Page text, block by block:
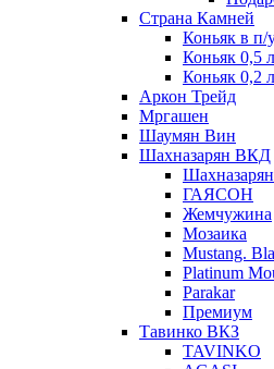
Страна Камней
Коньяк в п/
Коньяк 0,5
Коньяк 0,2
Аркон Трейд
Мргашен
Шаумян Вин
Шахназарян ВКД
Шахназарян
ГАЯСОН
Жемчужина
Мозаика
Mustang.
Platinum
Parakar
Премиум
Тавинко ВКЗ
TAVINKO